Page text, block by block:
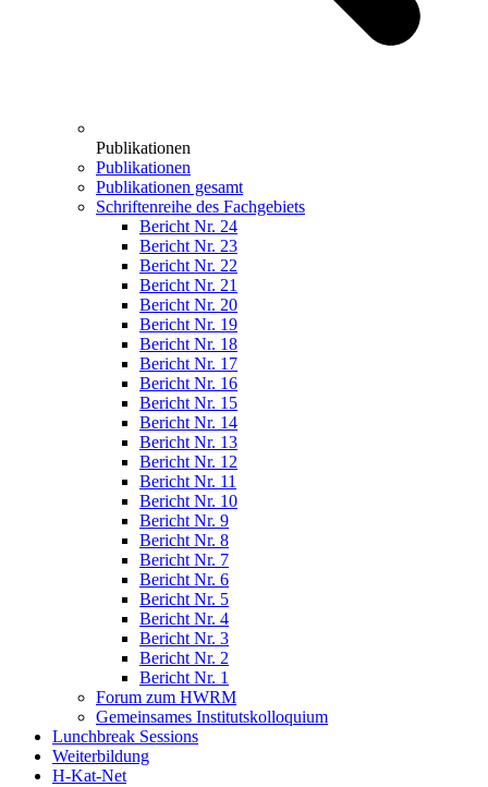
Publikationen
Publikationen
Publikationen gesamt
Schriftenreihe des Fachgebiets
Bericht Nr. 24
Bericht Nr. 23
Bericht Nr. 22
Bericht Nr. 21
Bericht Nr. 20
Bericht Nr. 19
Bericht Nr. 18
Bericht Nr. 17
Bericht Nr. 16
Bericht Nr. 15
Bericht Nr. 14
Bericht Nr. 13
Bericht Nr. 12
Bericht Nr. 11
Bericht Nr. 10
Bericht Nr. 9
Bericht Nr. 8
Bericht Nr. 7
Bericht Nr. 6
Bericht Nr. 5
Bericht Nr. 4
Bericht Nr. 3
Bericht Nr. 2
Bericht Nr. 1
Forum zum HWRM
Gemeinsames Institutskolloquium
Lunchbreak Sessions
Weiterbildung
H-Kat-Net